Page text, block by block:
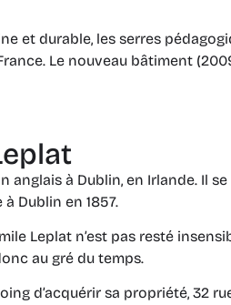
et durable, les serres
Le nouveau bâtiment
à Dublin, en Irlande. Il
Dublin en 1857.
Leplat n’est pas resté
au gré du temps.
d’acquérir sa propriété, 32